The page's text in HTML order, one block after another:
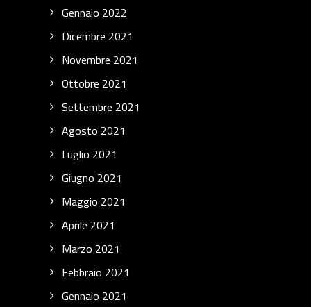
Gennaio 2022
Dicembre 2021
Novembre 2021
Ottobre 2021
Settembre 2021
Agosto 2021
Luglio 2021
Giugno 2021
Maggio 2021
Aprile 2021
Marzo 2021
Febbraio 2021
Gennaio 2021